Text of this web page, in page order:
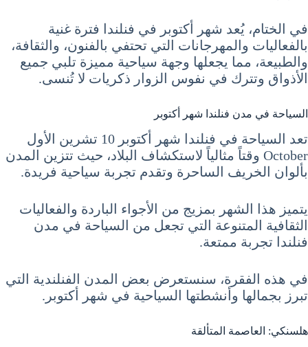
في الختام، يُعد شهر أكتوبر في فنلندا فترة غنية
بالفعاليات والمهرجانات التي تحتفي بالفنون، والثقافة،
والطبيعة، مما يجعلها وجهة سياحية مميزة تلبي جميع
الأذواق وتترك في نفوس الزوار ذكريات لا تُنسى.
السياحة في مدن فنلندا شهر أكتوبر
تعد السياحة في فنلندا شهر أكتوبر 10 تشرين الأول
October وقتاً مثالياً لاستكشاف البلاد، حيث تتزين المدن
بألوان الخريف الساحرة وتقدم تجربة سياحية فريدة.
يتميز هذا الشهر بمزيج من الأجواء الباردة والفعاليات
الثقافية المتنوعة التي تجعل من السياحة في مدن
فنلندا تجربة ممتعة.
في هذه الفقرة، سنستعرض بعض المدن الفنلندية التي
تبرز بجمالها وأنشطتها السياحية في شهر أكتوبر.
هلسنكي: العاصمة المتألقة